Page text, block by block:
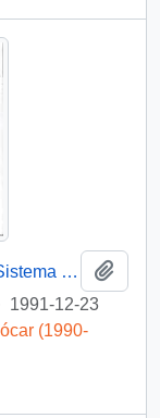
Anexo Colocaciones y Depósitos del Sistema Financiero
1991-12-23
(1990-